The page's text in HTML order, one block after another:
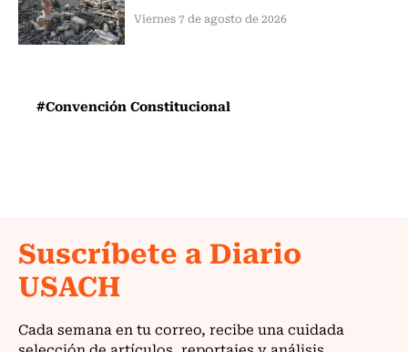
Viernes 7 de agosto de 2026
#Convención Constitucional